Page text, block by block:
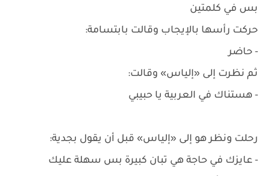
بس في كلمتين
حركت رأسها بالإيجاب وقالت بابتسامة:
- حاضر
ثم نظرت إلى «إلياس» وقالت:
- هستناك في العربية يا حبيبي
رحلت ونظر هو إلى «إلياس» قبل أن يقول بجدية:
- عايزك في حاجة هي تبان كبيرة بس سهلة عليك